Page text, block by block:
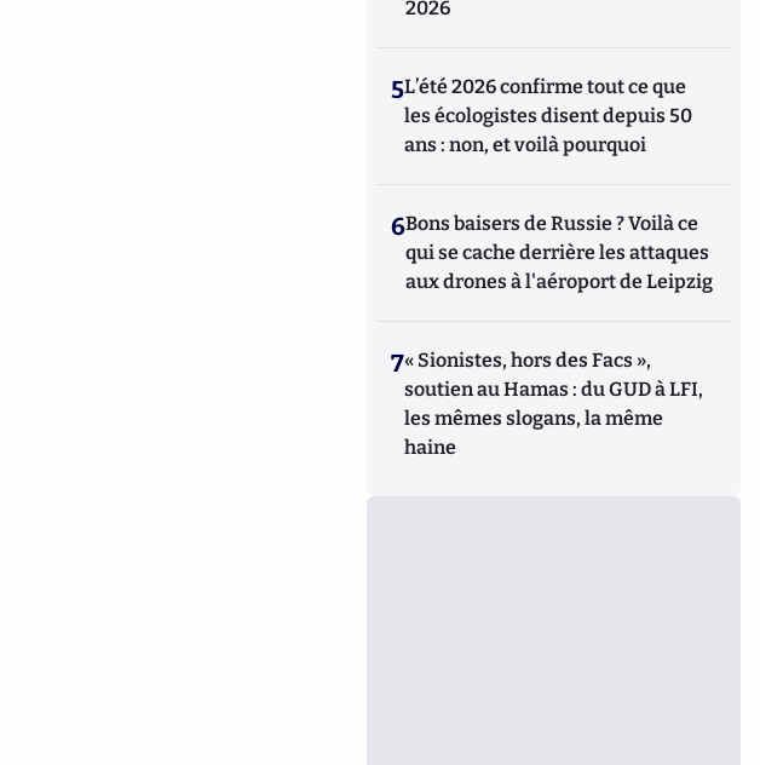
2026
5L’été 2026 confirme tout ce que
les écologistes disent depuis 50
ans : non, et voilà pourquoi
6Bons baisers de Russie ? Voilà ce
qui se cache derrière les attaques
aux drones à l'aéroport de Leipzig
7« Sionistes, hors des Facs »,
soutien au Hamas : du GUD à LFI,
les mêmes slogans, la même
haine